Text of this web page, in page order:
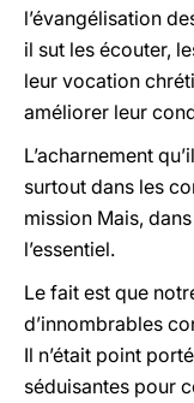
l’évangélisation
il sut les écouter,
leur vocation
améliorer leur
L’acharnement
surtout dans les
mission Mais,
l’essentiel.
Le fait est que
d’innombrables
Il n’était point
séduisantes pour